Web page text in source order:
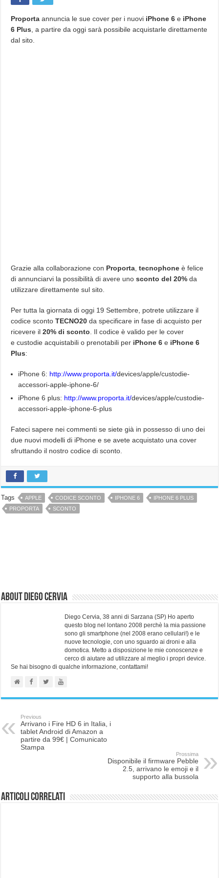
per
iPhone
6
Proporta annuncia le sue cover per i nuovi iPhone 6 e iPhone
6 Plus , a partire da oggi sarà possibile acquistarle direttamente
dal sito.
Grazie alla collaborazione con Proporta,tecnophone è felice
di annunciarvi la possibilità di avere unosconto del 20% da
utilizzare direttamente sul sito.
Per tutta la giornata di oggi 19 Settembre, potrete utilizzare il
codice scontoTECNO20 da specificare in fase di acquisto per
ricevere il20% di sconto. Il codice è valido per le cover
e custodie acquistabili o prenotabili per iPhone 6 e iPhone 6
Plus:
iPhone 6: http://www.proporta.it/devices/apple/custodie-
accessori-apple-iphone-6/
iPhone 6 plus: http://www.proporta.it/devices/apple/custodie-
accessori-apple-iphone-6-plus
Fateci sapere nei commenti se siete già in possesso di uno dei
due nuovi modelli di iPhone e se avete acquistato una cover
sfruttando il nostro codice di sconto.
Tags APPLE CODICE SCONTO IPHONE 6
IPHONE 6 PLUS
PROPORTA
SCONTO
About Diego Cervia
Diego Cervia, 38 anni di Sarzana (SP) Ho aperto
questo blog nel lontano 2008 perchè la mia passione
sono gli smartphone (nel 2008 erano cellulari!) e le
nuove tecnologie, con uno sguardo ai droni e alla
domotica. Metto a disposizione le mie conoscenze e
cerco di aiutare ad utilizzare al meglio i propri device.
Se hai bisogno di qualche informazione, contattami!
Previous
Arrivano i Fire HD 6 in Italia, i
tablet Android di Amazon a
partire da 99€ | Comunicato
Stampa
Prossima
Disponibile il firmware Pebble
2.5, arrivano le emoji e il
supporto alla bussola
Articoli correlati